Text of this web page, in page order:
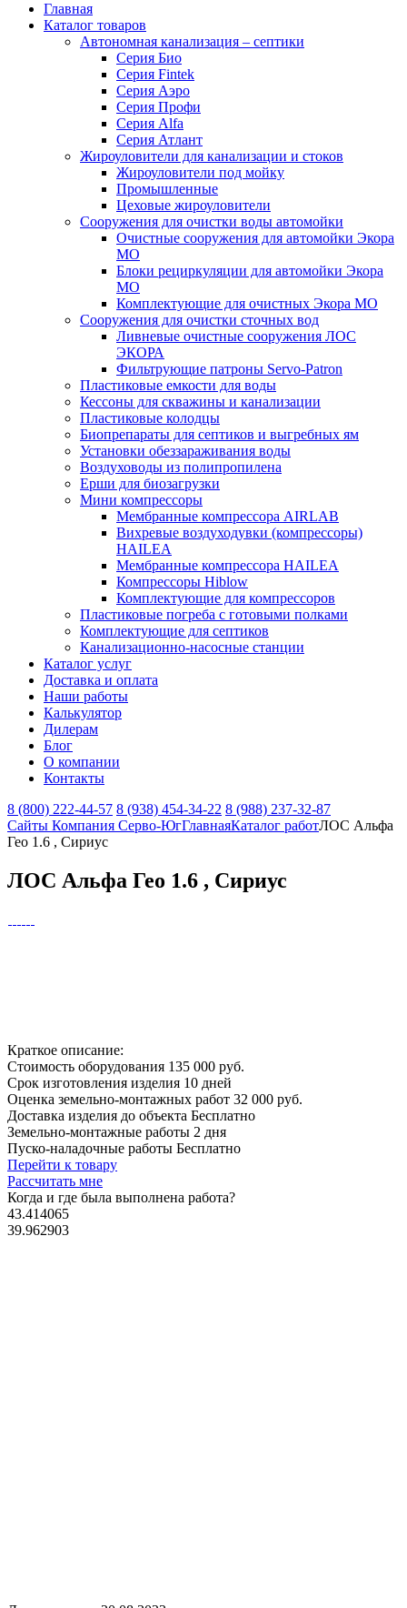
Главная
Каталог товаров
Автономная канализация – септики
Серия Био
Серия Fintek
Серия Аэро
Серия Профи
Серия Alfa
Серия Атлант
Жироуловители для канализации и стоков
Жироуловители под мойку
Промышленные
Цеховые жироуловители
Сооружения для очистки воды автомойки
Очистные сооружения для автомойки Экора
МО
Блоки рециркуляции для автомойки Экора
МО
Комплектующие для очистных Экора МО
Сооружения для очистки сточных вод
Ливневые очистные сооружения ЛОС
ЭКОРА
Фильтрующие патроны Servo-Patron
Пластиковые емкости для воды
Кессоны для скважины и канализации
Пластиковые колодцы
Биопрепараты для септиков и выгребных ям
Установки обеззараживания воды
Воздуховоды из полипропилена
Ерши для биозагрузки
Мини компрессоры
Мембранные компрессора AIRLAB
Вихревые воздуходувки (компрессоры)
HAILEA
Мембранные компрессора HAILEA
Компрессоры Hiblow
Комплектующие для компрессоров
Пластиковые погреба с готовыми полками
Комплектующие для септиков
Канализационно-насосные станции
Каталог услуг
Доставка и оплата
Наши работы
Калькулятор
Дилерам
Блог
О компании
Контакты
8 (800) 222-44-57 8 (938) 454-34-22 8 (988) 237-32-87
Сайты Компания Серво-ЮгГлавнаяКаталог работЛОС Альфа
Гео 1.6 , Сириус
ЛОС Альфа Гео 1.6 , Сириус
Краткое описание:
Стоимость оборудования 135 000 руб.
Срок изготовления изделия 10 дней
Оценка земельно-монтажных работ 32 000 руб.
Доставка изделия до объекта Бесплатно
Земельно-монтажные работы 2 дня
Пуско-наладочные работы Бесплатно
Перейти к товару
Рассчитать мне
Когда и где была выполнена работа?
43.414065
39.962903